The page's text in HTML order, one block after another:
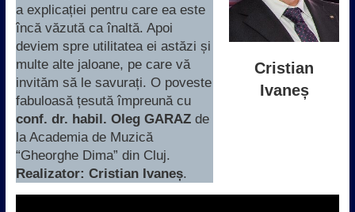
Cristian
Ivaneș
a explicației pentru care ea este
încă văzută ca înaltă. Apoi
deviem spre utilitatea ei astăzi și
multe alte jaloane, pe care vă
invităm să le savurați. O poveste
fabuloasă țesută împreună cu
conf. dr. habil. Oleg GARAZ de
la Academia de Muzică
“Gheorghe Dima” din Cluj.
Realizator: Cristian Ivaneș.